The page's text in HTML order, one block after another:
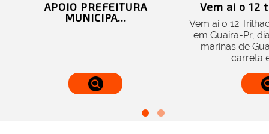
APOIO PREFEITURA
MUNICIPA...
Vem ai o 12
Vem ai o 12
em Guaira-Pr,
marinas de
carreta